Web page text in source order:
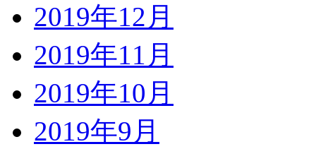
2019年12月
2019年11月
2019年10月
2019年9月